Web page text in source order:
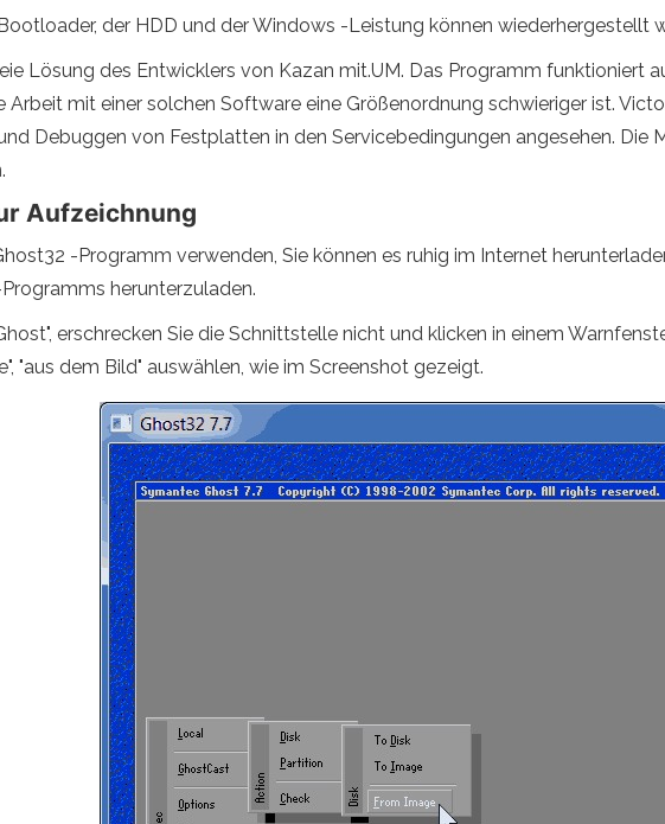
der HDD und der Windows -Leistung können wiederhergestellt
Lösung des Entwicklers von Kazan mit.UM. Das Programm funktioniert
mit einer solchen Software eine Größenordnung schwieriger ist.
Debuggen von Festplatten in den Servicebedingungen angesehen. Die
Aufzeichnung
-Programm verwenden, Sie können es ruhig im Internet
herunterzuladen.
erschrecken Sie die Schnittstelle nicht und klicken in einem
"aus dem Bild" auswählen, wie im Screenshot gezeigt.